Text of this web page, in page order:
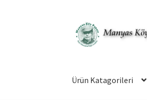
Dolaşıma
geç
İçeriğe
geç
Ürün Katagorileri